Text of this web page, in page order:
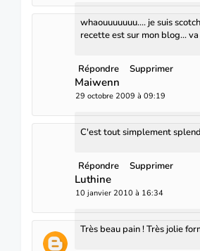
whaouuuuuuu.... je suis
recette est sur mon blog...
Répondre Supprimer
Maiwenn
29 octobre 2009 à 09:19
C'est tout simplement
Répondre Supprimer
Luthine
10 janvier 2010 à 16:34
Très beau pain ! Très jolie